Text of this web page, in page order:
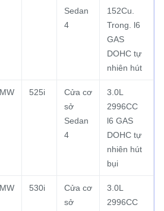
Sedan
4
152Cu.
Trong.
l6
GAS
DOHC tự
nhiên hút
525i
Cửa cơ
sở
Sedan
4
3.0L
2996CC
l6 GAS
DOHC tự
nhiên hút
bụi
530i
Cửa cơ
sở
3.0L
2996CC